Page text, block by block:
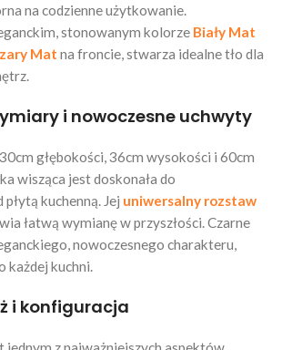
na codzienne użytkowanie.
stonowanym kolorze Biały Mat
Mat na froncie, stwarza idealne tło dla
i nowoczesne uchwyty
głębokości, 36cm wysokości i 60cm
wisząca jest doskonała do
kuchenną. Jej uniwersalny rozstaw
łatwą wymianę w przyszłości. Czarne
nowoczesnego charakteru,
każdej kuchni.
i konfiguracja